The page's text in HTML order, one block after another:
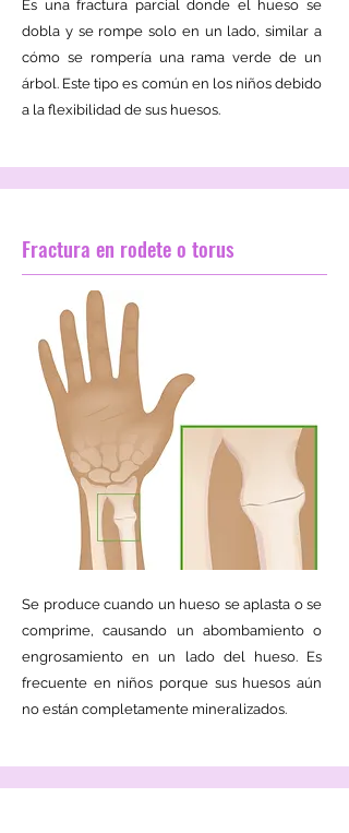
Es una fractura parcial donde el hueso se
dobla y se rompe solo en un lado, similar a
cómo se rompería una rama verde de un
árbol. Este tipo es común en los niños debido
a la flexibilidad de sus huesos.
Fractura en rodete o torus
Se produce cuando un hueso se aplasta o se
comprime, causando un abombamiento o
engrosamiento en un lado del hueso. Es
frecuente en niños porque sus huesos aún
no están completamente mineralizados.